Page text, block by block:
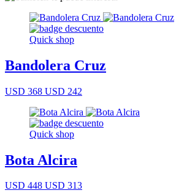
Quick shop
Bandolera Cruz
USD 368 USD 242
Quick shop
Bota Alcira
USD 448 USD 313